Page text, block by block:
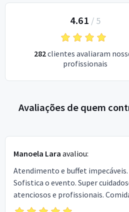
4.61 / 5
282clientes avaliaram
profissionais
Avaliações de quem
Manoela Lara avaliou:
Atendimento e buffet impecáveis.
Sofistica o evento. Super
atenciosos e profissionais.
deliciosa!